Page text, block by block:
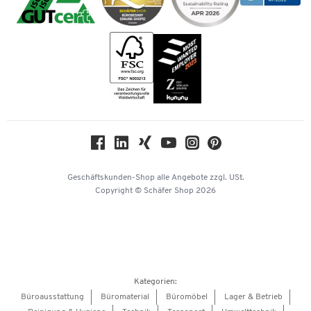
Rufnummernüberblick
Karriere
KinderHerz Zukunftsfonds
Barrierefreiheitserklärung
Bankeinzug
Geschäftskunden-Shop alle Angebote zzgl. USt.
Copyright © Schäfer Shop 2026
Kategorien:
Büroausstattung
Büromaterial Büromöbel
Lager & Betrieb